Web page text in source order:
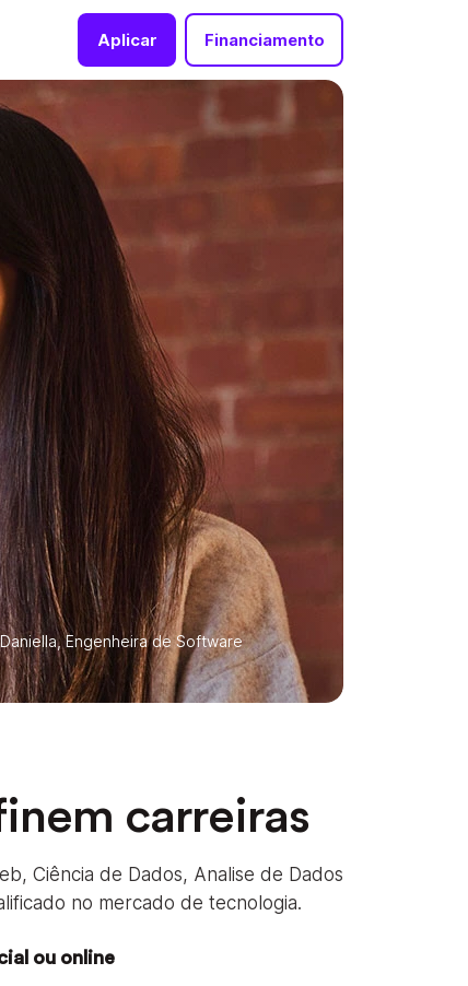
Aplicar Financiamento
Daniella, Engenheira de Software
carreiras
Ciência de Dados, Analise de Dados
no mercado de tecnologia.
ou online